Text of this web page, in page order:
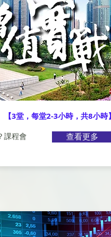
【3堂，每堂2-3小時，共8小時】
課程會
查看更多